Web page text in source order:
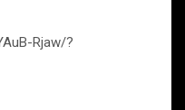
Rjaw/?